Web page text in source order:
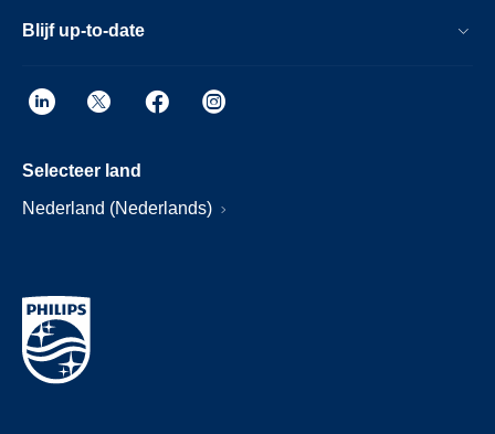
Blijf up-to-date
Selecteer land
Nederland (Nederlands)